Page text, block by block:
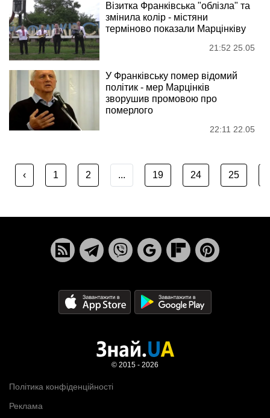
Візитка Франківська "облізла" та
змінила колір - містяни
терміново показали Марцінківу
21:52 25.05
У Франківську помер відомий
політик - мер Марцінків
зворушив промовою про
померлого
22:11 22.05
‹ 1 2 ... 19 24 25
Політика конфіденційності
Реклама
© 2015 - 2026